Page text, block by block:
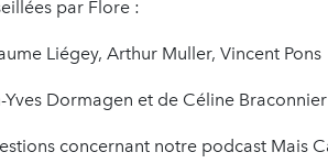
par Flore :
Liégey, Arthur Muller, Vincent Pons
Yves Dormagen et de Céline Braconnier
concernant notre podcast Mais